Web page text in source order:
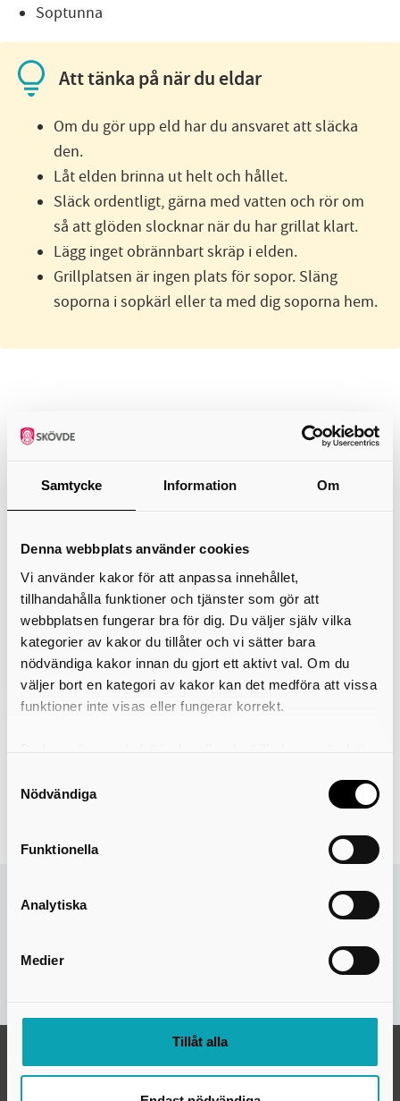
Samtycke Information Om
Denna webbplats använder cookies
Vi använder kakor för att anpassa innehållet,
tillhandahålla funktioner och tjänster som gör att
webbplatsen fungerar bra för dig. Du väljer själv vilka
kategorier av kakor du tillåter och vi sätter bara
nödvändiga kakor innan du gjort ett aktivt val. Om du
väljer bort en kategori av kakor kan det medföra att vissa
funktioner inte visas eller fungerar korrekt.
användning av kakor som du hittar längst ner på sidan
Nödvändiga
Funktionella
Analytiska
Medier
Tillåt alla
Soptunna
Att tänka på när du eldar
Om du gör upp eld har du ansvaret att släcka
den.
Låt elden brinna ut helt och hållet.
Släck ordentligt, gärna med vatten och rör om
så att glöden slocknar när du har grillat klart.
Lägg inget obrännbart skräp i elden.
Grillplatsen är ingen plats för sopor. Släng
soporna i sopkärl eller ta med dig soporna hem.
Sidan uppdaterades:
Nej